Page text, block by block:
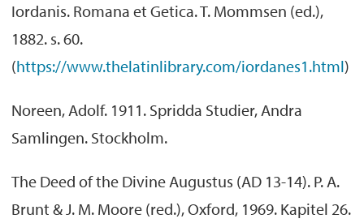
Iordanis. Romana et Getica. T. Mommsen (ed.),
1882. s. 60.
(https://www.thelatinlibrary.com/iordanes1.html)
Noreen, Adolf. 1911. Spridda Studier, Andra
Samlingen. Stockholm.
The Deed of the Divine Augustus (AD 13-14). P. A.
Brunt & J. M. Moore (red.), Oxford, 1969. Kapitel 26.